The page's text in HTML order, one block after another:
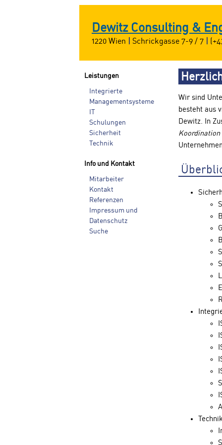
Dewitz Consulting &
1220 Wien Schrickgasse 7-9 / 7
Leistungen
Integrierte
Managementsysteme
IT
Schulungen
Sicherheit
Technik
Info und Kontakt
Mitarbeiter
Kontakt
Referenzen
Impressum und
Datenschutz
Suche
Wir sind
besteht aus
Dewitz. In
Koordination
Technik